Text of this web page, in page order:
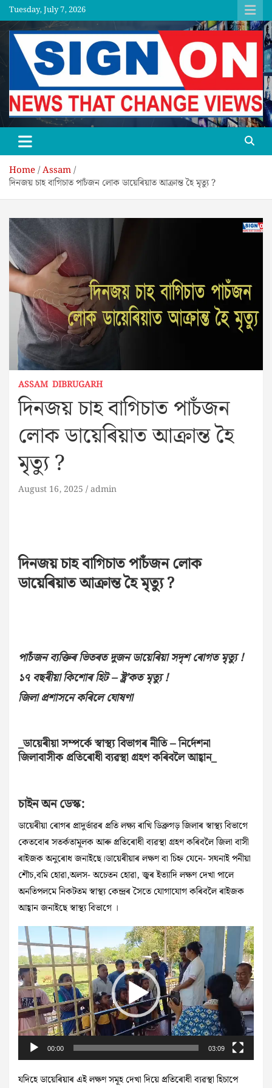
Skip
to
content
Tuesday, July 7, 2026
SGNON
Home Assam
দিনজয় চাহ বাগিচাত পাচঁজন লোক ডায়েৰিয়াত আক্ৰান্ত হৈ মৃত্যু ?
ASSAM DIBRUGARH
দিনজয় চাহ বাগিচাত পাচঁজন
লোক ডায়েৰিয়াত আক্ৰান্ত হৈ
মৃত্যু ?
August 16, 2025 admin
দিনজয় চাহ বাগিচাত পাচঁজন লোক
ডায়েৰিয়াত আক্ৰান্ত হৈ মৃত্যু ?
পাচঁজন ব্যক্তিৰ ভিতৰত দুজন ডায়েৰিয়া সদৃশ ৰোগত মৃত্যু !
১৭ বছৰীয়া কিশোৰ হিট – ষ্ট্ৰ’কত মৃত্যু !
জিলা প্ৰশাসনে কৰিলে ঘোষণা
_ডায়েৰীয়া সম্পৰ্কে স্বাস্থ্য বিভাগৰ নীতি – নিৰ্দেশনা
জিলাবাসীক প্ৰতিৰোধী ব্যৱস্থা গ্ৰহণ কৰিবলৈ আহ্বান_
চাইন অন ডেস্ক:
ডায়েৰীয়া ৰোগৰ প্ৰাদুৰ্ভাৱৰ প্ৰতি লক্ষ্য ৰাখি ডিব্ৰুগড় জিলাৰ স্বাস্থ্য বিভাগে
কেতবোৰ সতৰ্কতামূলক আৰু প্ৰতিৰোধী ব্যৱস্থা গ্ৰহণ কৰিবলৈ জিলা বাসী
ৰাইজক অনুৰোধ জনাইছে।ডায়েৰীয়াৰ লক্ষণ বা চিহ্ন যেনে- সঘনাই পনীয়া
শৌচ,বমি হোৱা,অলস- অচেতন হোৱা, জ্বৰ ইত্যাদি লক্ষণ দেখা পালে
অনতিপলমে নিকটতম স্বাস্থ্য কেন্দ্ৰৰ সৈতে যোগাযোগ কৰিবলৈ ৰাইজক
আহ্বান জনাইছে স্বাস্থ্য বিভাগে ।
Video
Player
00:00 03:09
যদিহে ডায়েৰিয়াৰ এই লক্ষণ সমূহ দেখা দিয়ে প্ৰতিৰোধী ব্যৱস্থা হিচাপে